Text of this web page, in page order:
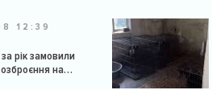
12:39
за рік замовили
на